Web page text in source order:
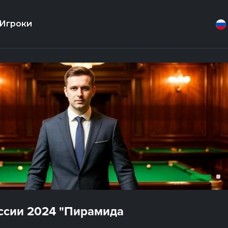
2024 "Пирамида